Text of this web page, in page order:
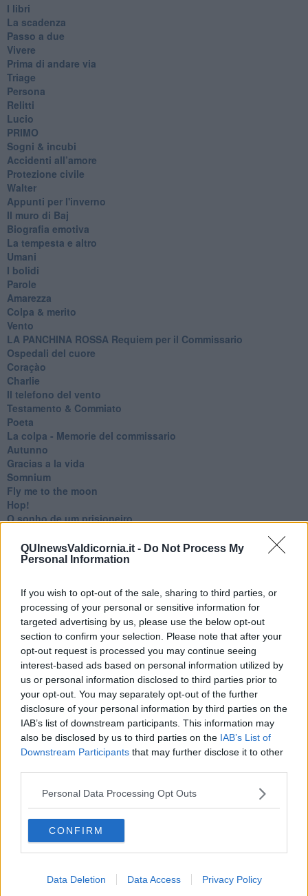
QUInewsValdicornia.it - Do Not Process My
Personal Information
If you wish to opt-out of the sale, sharing to third parties, or
processing of your personal or sensitive information for
targeted advertising by us, please use the below opt-out
section to confirm your selection. Please note that after your
opt-out request is processed you may continue seeing
interest-based ads based on personal information utilized by
us or personal information disclosed to third parties prior to
your opt-out. You may separately opt-out of the further
disclosure of your personal information by third parties on the
IAB’s list of downstream participants. This information may
also be disclosed by us to third parties on the IAB’s List of
Downstream Participants that may further disclose it to other
Personal Data Processing Opt Outs
CONFIRM
Data Deletion Data Access Privacy Policy
I libri
La scadenza
Passo a due
Vivere
Prima di andare via
Triage
Persona
Relitti
Lucio
PRIMO
Sogni & incubi
Accidenti all’amore
Protezione civile
Walter
Appunti per l'inverno
Il muro di Baj
Biografia emotiva
La tempesta e altro
Umani
I bolidi
Parole
Amarezza
Colpa & merito
Vento
​LA PANCHINA ROSSA Requiem per il Commissario
Ospedali del cuore
Coraçào
Charlie
Il telefono del vento
Testamento & Commiato
Poeta
​La colpa - Memorie del commissario
Autunno
Gracias a la vida
Somnium
Fly me to the moon
Hop!
O sonho de um prisioneiro
Sto qui
Scrivi
Pillole
Veglia
​“D” come delitto
Belle lettere
25 Aprile
Todo el bien, todo el mal
Silenzio
Le parole
​L’Australiana
Le stelle del jazz
Vita & morte
Auguri
Continuando, la nonna e il carretto
Metaverso smart
Fiamme